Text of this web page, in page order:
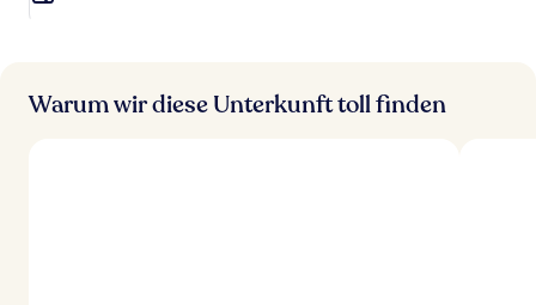
Warum wir diese Unterkunft toll finden